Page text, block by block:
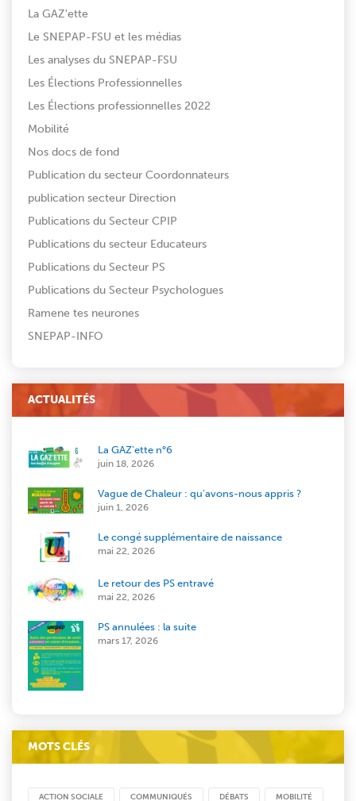
La GAZ'ette
Le SNEPAP-FSU et les médias
Les analyses du SNEPAP-FSU
Les Élections Professionnelles
Les Élections professionnelles 2022
Mobilité
Nos docs de fond
Publication du secteur Coordonnateurs
publication secteur Direction
Publications du Secteur CPIP
Publications du secteur Educateurs
Publications du Secteur PS
Publications du Secteur Psychologues
Ramene tes neurones
SNEPAP-INFO
ACTUALITÉS
La GAZ’ette n°6
juin 18, 2026
Vague de Chaleur : qu’avons-nous appris ?
juin 1, 2026
Le congé supplémentaire de naissance
mai 22, 2026
Le retour des PS entravé
mai 22, 2026
PS annulées : la suite
mars 17, 2026
MOTS CLÉS
ACTION SOCIALE COMMUNIQUÉS DÉBATS MOBILITÉ